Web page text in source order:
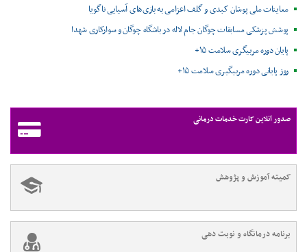
معاینات ملی پوشان کبدی و گلف اعزامی به بازی‌های آسیایی ناگویا
پوشش پزشکی مسابقات چوگان جام لاله در باشگاه چوگان و سوارکاری شهدا
پایان دوره مربیگری سلامت ۱۵+
روز پایانی دوره مربیگیری سلامت ۱۵+
صدور آنلاین کارت خدمات درمانی
کمیته آموزش و پژوهش
برنامه درمانگاه و نوبت دهی